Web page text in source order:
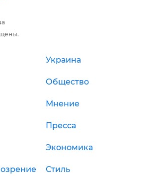
Украина
Общество
Мнение
Пресса
Экономика
Стиль